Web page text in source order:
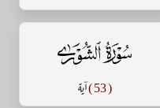
سورة الشورى
( 53 ) آية